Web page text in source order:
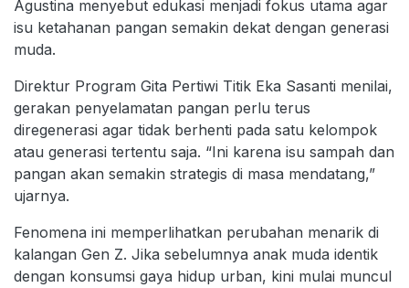
Agustina menyebut edukasi menjadi fokus utama agar
isu ketahanan pangan semakin dekat dengan generasi
muda.
Direktur Program Gita Pertiwi Titik Eka Sasanti menilai,
gerakan penyelamatan pangan perlu terus
diregenerasi agar tidak berhenti pada satu kelompok
atau generasi tertentu saja. “Ini karena isu sampah dan
pangan akan semakin strategis di masa mendatang,”
ujarnya.
Fenomena ini memperlihatkan perubahan menarik di
kalangan Gen Z. Jika sebelumnya anak muda identik
dengan konsumsi gaya hidup urban, kini mulai muncul